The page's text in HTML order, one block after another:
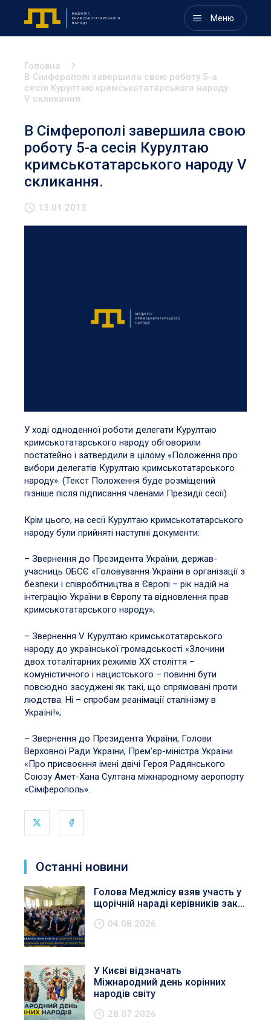
Меню
Головна
В Сімферополі завершила свою роботу 5-а
сесія Курултаю кримськотатарського народу
V скликання.
В Сімферополі завершила свою
роботу 5-а сесія Курултаю
кримськотатарського народу V
скликання.
13.01.2013
У ході одноденної роботи делегати Курултаю
кримськотатарського народу обговорили
постатейно і затвердили в цілому «Положення про
вибори делегатів Курултаю кримськотатарського
народу». (Текст Положення буде розміщений
пізніше після підписання членами Президії сесії)
Крім цього, на сесії Курултаю кримськотатарського
народу були прийняті наступні документи:
– Звернення до Президента України, держав-
учасниць ОБСЄ «Головування України в організації з
безпеки і співробітництва в Європі – рік надій на
інтеграцію України в Європу та відновлення прав
кримськотатарського народу»;
– Звернення V Курултаю кримськотатарського
народу до української громадськості «Злочини
двох тоталітарних режимів ХХ століття –
комуністичного і нацистського – повинні бути
повсюдно засуджені як такі, що спрямовані проти
людства. Ні – спробам реанімації сталінізму в
Україні!»;
– Звернення до Президента України, Голови
Верховної Ради України, Прем’єр-міністра України
«Про присвоєння імені двічі Героя Радянського
Союзу Амет-Хана Султана міжнародному аеропорту
«Сімферополь».
Останні новини
Голова Меджлісу взяв участь у
щорічній нараді керівників зак...
04.08.2026
У Києві відзначать
Міжнародний день корінних
народів світу
28.07.2026